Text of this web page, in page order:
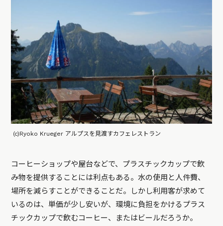
(c)Ryoko Krueger アルプスを見渡すカフェレストラン
コーヒーショップや屋台などで、プラスチックカップで飲
み物を提供することには利点もある。水の使用と人件費、
場所を減らすことができることだ。しかし利用客が求めて
いるのは、単価が少し安いが、環境に負担をかけるプラス
チックカップで飲むコーヒー、またはビールだろうか。